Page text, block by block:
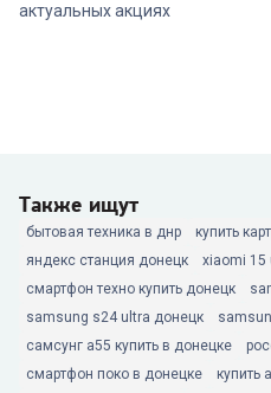
актуальных акциях
Также ищут
бытовая техника в днр
купить
яндекс станция донецк
xiaomi 15
смартфон техно купить донецк
samsung s24 ultra донецк
самсунг а55 купить в донецке
смартфон поко в донецке
купить